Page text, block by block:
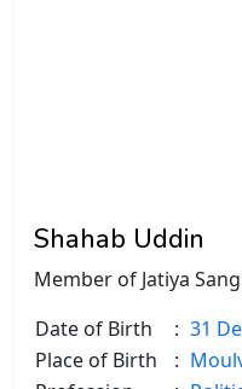
Shahab Uddin
Member of Jatiya
Date of Birth
: 31
Place of Birth
: